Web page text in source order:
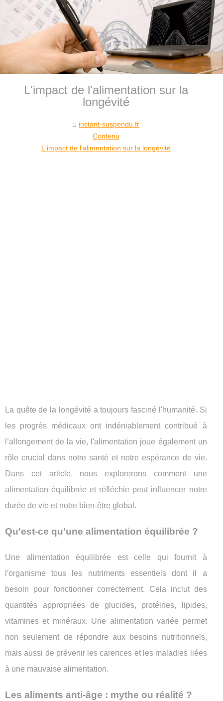
L'impact de l'alimentation sur la
longévité
instant-suspendu.fr
Contenu
L'impact de l'alimentation sur la longévité
La quête de la longévité a toujours fasciné l'humanité. Si
les progrès médicaux ont indéniablement contribué à
l’allongement de la vie, l'alimentation joue également un
rôle crucial dans notre santé et notre espérance de vie.
Dans cet article, nous explorerons comment une
alimentation équilibrée et réfléchie peut influencer notre
durée de vie et notre bien-être global.
Qu'est-ce qu'une alimentation équilibrée ?
Une alimentation équilibrée est celle qui fournit à
l'organisme tous les nutriments essentiels dont il a
besoin pour fonctionner correctement. Cela inclut des
quantités appropriées de glucides, protéines, lipides,
vitamines et minéraux. Une alimentation variée permet
non seulement de répondre aux besoins nutritionnels,
mais aussi de prévenir les carences et les maladies liées
à une mauvaise alimentation.
Les aliments anti-âge : mythe ou réalité ?